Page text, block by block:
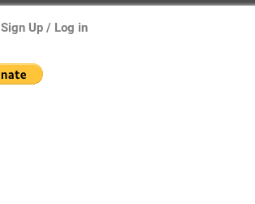
Sign Up / Log in